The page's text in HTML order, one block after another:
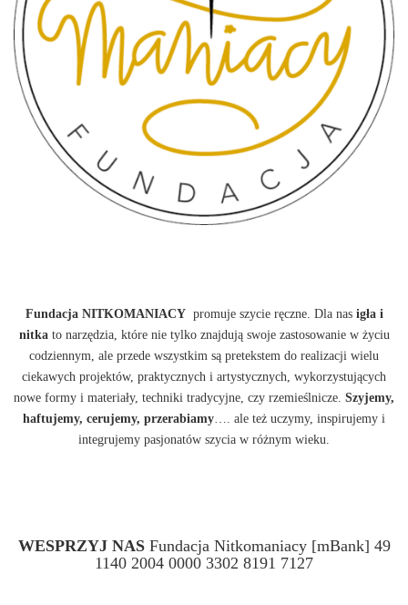
Fundacja NITKOMANIACY promuje szycie ręczne. Dla nas igła i
nitkato narzędzia, które nie tylko znajdują swoje zastosowanie w życiu
codziennym, ale przede wszystkim są pretekstem do realizacji wielu
ciekawych projektów, praktycznych i artystycznych, wykorzystujących
nowe formy i materiały, techniki tradycyjne, czy rzemieślnicze. Szyjemy,
haftujemy, cerujemy, przerabiamy…. ale też uczymy, inspirujemy i
integrujemy pasjonatów szycia w różnym wieku.
WESPRZYJ NASFundacja Nitkomaniacy [mBank] 49
1140 2004 0000 3302 8191 7127